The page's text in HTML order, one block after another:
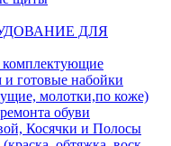
ДЛЯ
комплектующие
готовые набойки
молотки,по коже)
обуви
Косячки и Полосы